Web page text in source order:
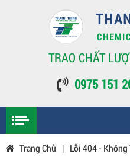
TRAO CHẤT
0975 151
Trang Chủ | Lỗi 404 - Không